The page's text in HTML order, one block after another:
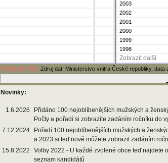
2003
2002
2001
2000
1999
1998
Zobrazit další
Verze pro tisk Zdroj dat: Ministerstvo vnitra České republiky, data
Novinky:
1.6.2026
Přidáno 100 nejoblíbenějších mužských a
Počty a pořadí si zobrazíte zadáním ročníku do
7.12.2024
Pořadí 100 nejoblíbenějších mužských a
a 2023 si teď nově můžete zobrazit zadáním
15.8.2022
Volby 2022 - U každé zvolené obce teď najdete
seznam kandidátů